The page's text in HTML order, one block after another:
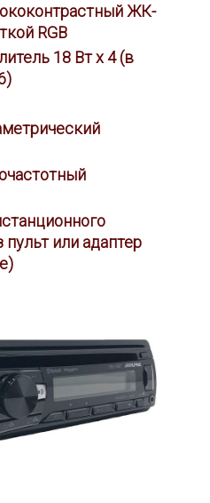
ЖК-
RGB
18 Вт x 4 (в
пульт или адаптер